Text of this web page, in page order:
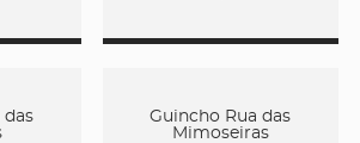
das
Guincho Rua das
Mimoseiras